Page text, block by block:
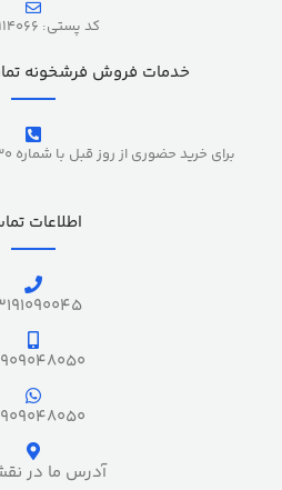
کد پستی: 8741114066
خدمات فروش فرشخونه
برای خرید حضوری از روز قبل با شماره 09192435630 هماهنگ کنید.
اطلاعات
آدرس ما در